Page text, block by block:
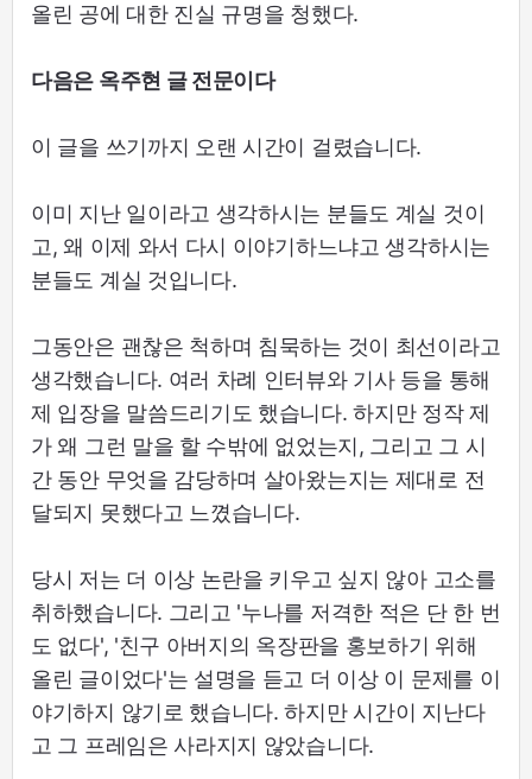
올린 공에 대한 진실 규명을 청했다.
다음은 옥주현 글 전문이다
이 글을 쓰기까지 오랜 시간이 걸렸습니다.
이미 지난 일이라고 생각하시는 분들도 계실 것이
고, 왜 이제 와서 다시 이야기하느냐고 생각하시는
분들도 계실 것입니다.
그동안은 괜찮은 척하며 침묵하는 것이 최선이라고
생각했습니다. 여러 차례 인터뷰와 기사 등을 통해
제 입장을 말씀드리기도 했습니다. 하지만 정작 제
가 왜 그런 말을 할 수밖에 없었는지, 그리고 그 시
간 동안 무엇을 감당하며 살아왔는지는 제대로 전
달되지 못했다고 느꼈습니다.
당시 저는 더 이상 논란을 키우고 싶지 않아 고소를
취하했습니다. 그리고 '누나를 저격한 적은 단 한 번
도 없다', '친구 아버지의 옥장판을 홍보하기 위해
올린 글이었다'는 설명을 듣고 더 이상 이 문제를 이
야기하지 않기로 했습니다. 하지만 시간이 지난다
고 그 프레임은 사라지지 않았습니다.